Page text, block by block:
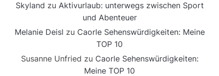
Skyland zu Aktivurlaub: unterwegs zwischen Sport
und Abenteuer
Melanie Deisl zu Caorle Sehenswürdigkeiten: Meine
TOP 10
Susanne Unfried zu Caorle Sehenswürdigkeiten:
Meine TOP 10